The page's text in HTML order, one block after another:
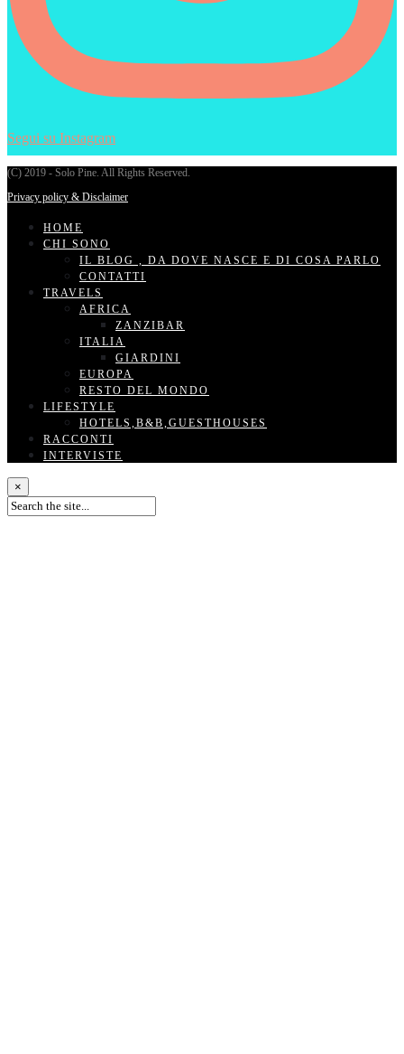
Segui su Instagram
(C) 2019 - Solo Pine. All Rights Reserved.
Privacy policy & Disclaimer
HOME
CHI SONO
IL BLOG , DA DOVE NASCE E DI COSA PARLO
CONTATTI
TRAVELS
AFRICA
ZANZIBAR
ITALIA
GIARDINI
EUROPA
RESTO DEL MONDO
LIFESTYLE
HOTELS,B&B,GUESTHOUSES
RACCONTI
INTERVISTE
×